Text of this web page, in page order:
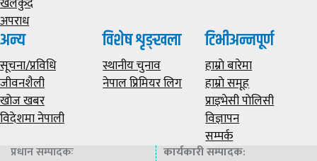
अपराध
अन्य
सूचना/प्रविधि
जीवनशैली
खोज खबर
विदेशमा नेपाली
विशेष शृङ्खला
स्थानीय चुनाव
नेपाल प्रिमियर लिग
टिभीअन्नपूर्ण
हाम्राे बारेमा
हाम्राे समूह
प्राइभेसी पाेलिसी
विज्ञापन
सम्पर्क
प्रधान सम्पादकः कार्यकारी सम्पादक: